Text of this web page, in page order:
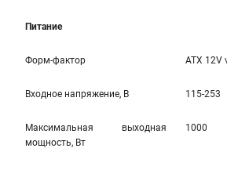
Питание
Форм-фактор ATX 12V
Входное напряжение, В 115-253
Максимальная выходная
мощность, Вт
1000